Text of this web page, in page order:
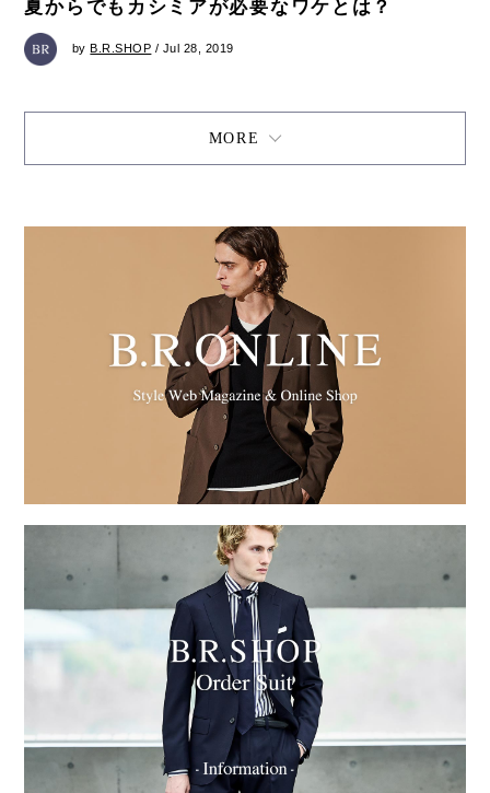
夏からでもカシミアが必要なワケとは？
byB.R.SHOP / Jul 28, 2019
MORE